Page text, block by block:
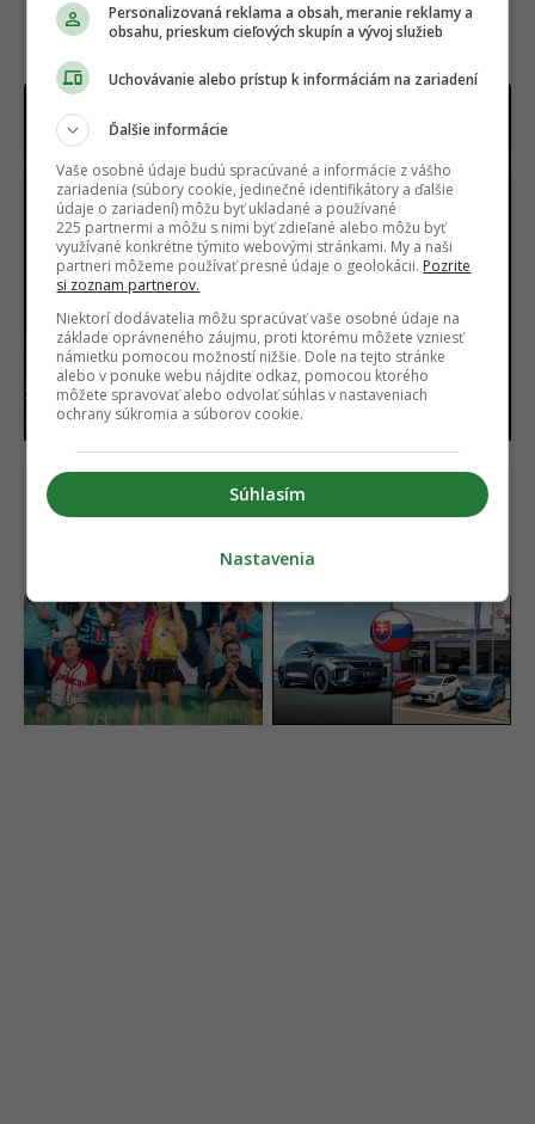
dabingom. Má aj slovenský rukopis
USA našli pod púšťou
surovinový poklad za 152
miliárd dolárov. V ťažbe
im stojí nečakaná
prekážka
Vedci sa vo Venuši celé
roky mýlili. Pod jej
povrchom objavili
procesy, s ktorými sa
ešte nestretli
Najlepší komediálny
seriál sa vrátil a prvá časť
už je online. Ohlasy sa
rozchádzajú
Čínske autá útočia na
svoju najväčšiu slabinu.
Toto má byť riešenie,
ako si získať Slovákov
Personalizovaná reklama a obsah, meranie reklamy a
obsahu, prieskum cieľových skupín a vývoj služieb
Uchovávanie alebo prístup k informáciám na zariadení
Ďalšie informácie
Vaše osobné údaje budú spracúvané a informácie z vášho
zariadenia (súbory cookie, jedinečné identifikátory a ďalšie
údaje o zariadení) môžu byť ukladané a používané
225 partnermi a môžu s nimi byť zdieľané alebo môžu byť
využívané konkrétne týmito webovými stránkami. My a naši
partneri môžeme používať presné údaje o geolokácii. Pozrite
si zoznam partnerov.
Niektorí dodávatelia môžu spracúvať vaše osobné údaje na
základe oprávneného záujmu, proti ktorému môžete vzniesť
námietku pomocou možností nižšie. Dole na tejto stránke
alebo v ponuke webu nájdite odkaz, pomocou ktorého
môžete spravovať alebo odvolať súhlas v nastaveniach
ochrany súkromia a súborov cookie.
Súhlasím
Nastavenia